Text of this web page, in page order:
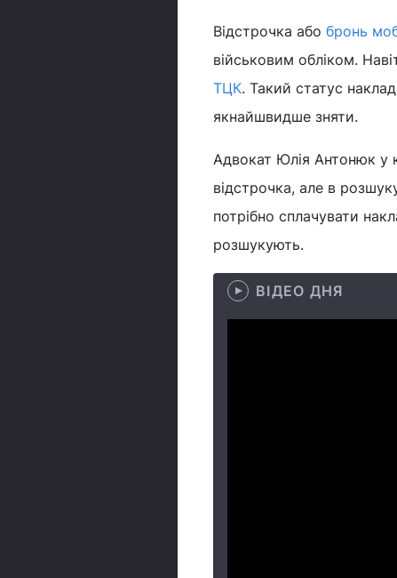
Відстрочка або бронь
військовим обліком.
ТЦК. Такий статус
якнайшвидше зняти.
Адвокат Юлія Антонюк у
відстрочка, але в
потрібно сплачувати
розшукують.
ВІДЕО ДНЯ